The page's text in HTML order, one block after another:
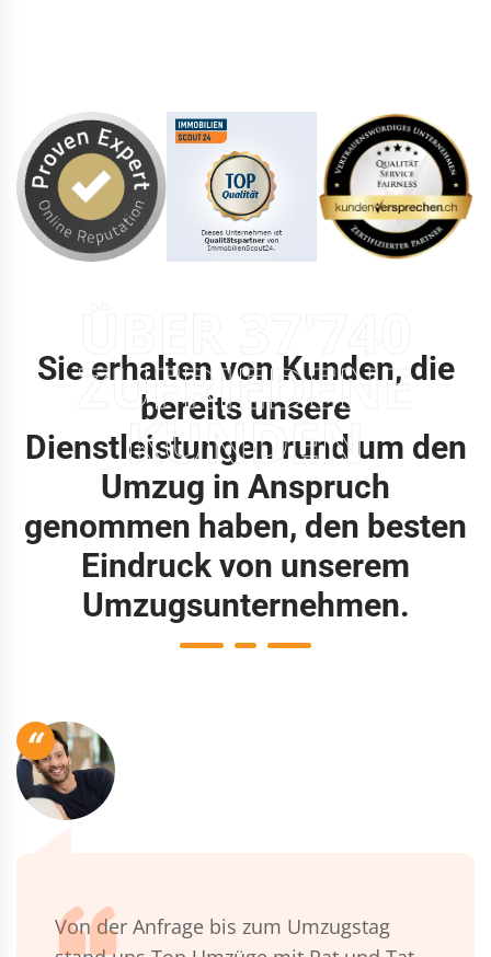
ZUFRIEDENE
KUNDEN
Sie erhalten von Kunden, die
bereits unsere
Dienstleistungen rund um den
Umzug in Anspruch
genommen haben, den besten
Eindruck von unserem
Umzugsunternehmen.
“
Von der Anfrage bis zum Umzugstag